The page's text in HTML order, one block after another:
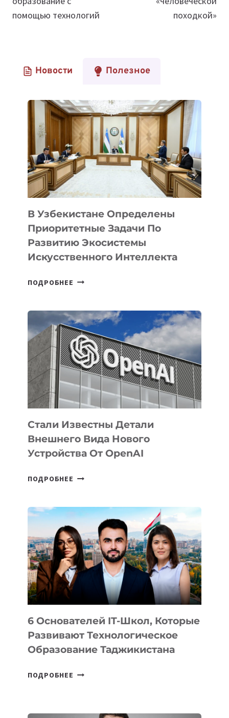
помощью технологий
походкой»
Новости Полезное
В Узбекистане Определены
Приоритетные Задачи По
Развитию Экосистемы
Искусственного Интеллекта
ПОДРОБНЕЕ В
ПРИОРИТЕТНЫЕ
ЗАДАЧИ
ПО
РАЗВИТИЮ
ЭКОСИСТЕМЫ
ИСКУССТВЕННОГО
ИНТЕЛЛЕКТА
Стали Известны Детали
Внешнего Вида Нового
Устройства От OpenAI
ПОДРОБНЕЕ СТАЛИ
ВНЕШНЕГО
ВИДА
НОВОГО
УСТРОЙСТВА
ОТ
OPENAI
6 Основателей IT-Школ, Которые
Развивают Технологическое
Образование Таджикистана
ПОДРОБНЕЕ